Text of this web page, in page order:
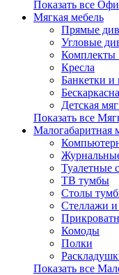
Показать все
Мягкая мебель
Прямые
Угловые
Комплекты
Кресла
Банкетки и
Детская
Показать все
Малогабаритная
Туалетные
ТВ тумбы
Столы
Стеллажи
Комоды
Полки
Показать все